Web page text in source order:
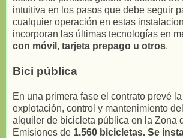
intuitiva en los pasos que debe seguir
cualquier operación en estas
incorporan las últimas tecnologías en
con móvil, tarjeta prepago u otros.
Bici pública
En una primera fase el contrato prevé
explotación, control y mantenimiento
alquiler de bicicleta pública en la Zona
Emisiones de 1.560 bicicletas. Se